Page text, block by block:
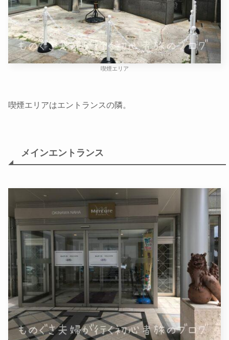
喫煙エリア
喫煙エリアはエントランスの隣。
メインエントランス